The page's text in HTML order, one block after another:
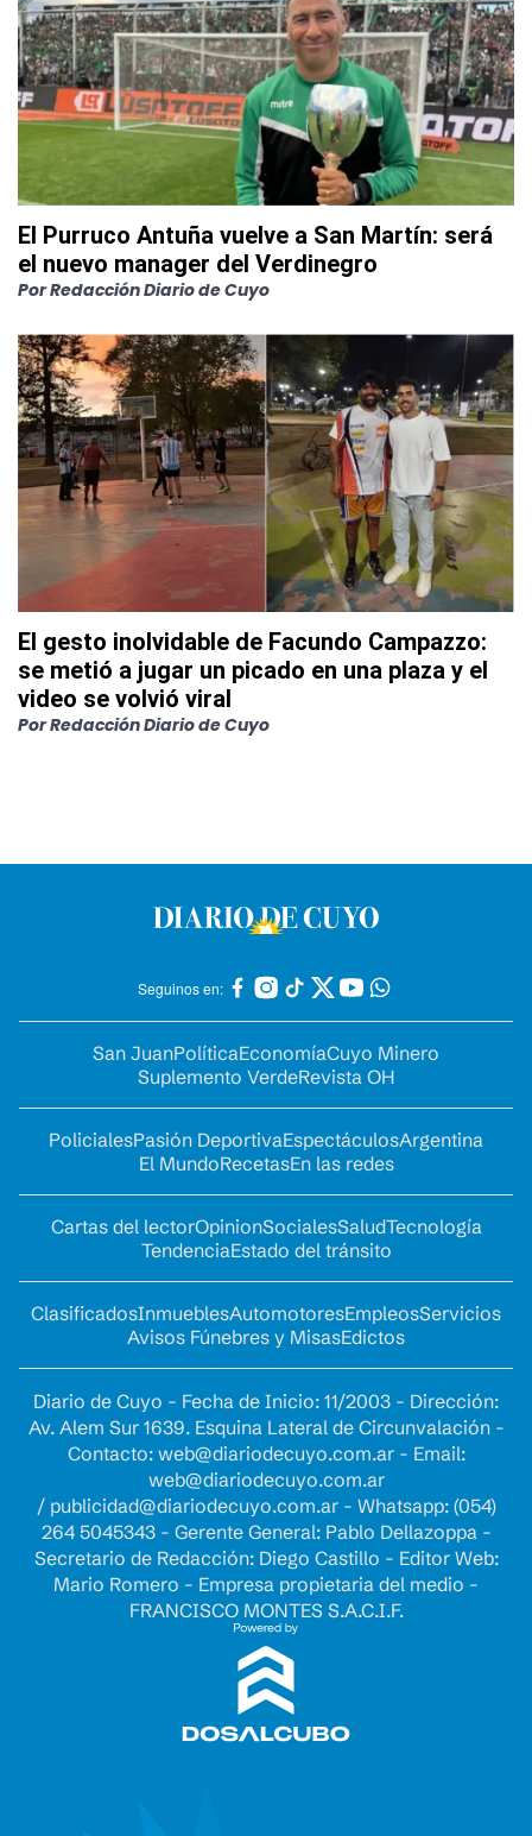
El Purruco Antuña vuelve a San Martín: será
el nuevo manager del Verdinegro
PorRedacción Diario de Cuyo
El gesto inolvidable de Facundo Campazzo:
se metió a jugar un picado en una plaza y el
video se volvió viral
PorRedacción Diario de Cuyo
Seguinos en:
San JuanPolíticaEconomíaCuyo Minero
Suplemento VerdeRevista OH
PolicialesPasión DeportivaEspectáculosArgentina
El MundoRecetasEn las redes
Cartas del lectorOpinionSocialesSaludTecnología
TendenciaEstado del tránsito
ClasificadosInmueblesAutomotoresEmpleosServicios
Avisos Fúnebres y MisasEdictos
Diario de Cuyo - Fecha de Inicio: 11/2003 - Dirección:
Av. Alem Sur 1639. Esquina Lateral de Circunvalación -
Contacto: web@diariodecuyo.com.ar- Email:
web@diariodecuyo.com.ar
/ publicidad@diariodecuyo.com.ar- Whatsapp: (054)
264 5045343 - Gerente General: Pablo Dellazoppa -
Secretario de Redacción: Diego Castillo - Editor Web:
Mario Romero - Empresa propietaria del medio -
FRANCISCO MONTES S.A.C.I.F.